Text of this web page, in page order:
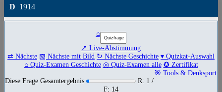
D 1914
⌂
↗ Live-Abstimmung
⇄ Nächste ▧ Nächste mit Bild ↻ Nächste Geschichte ▾ Quizkat-Auswahl
⌂ Quiz-Examen Geschichte ◎ Quiz-Examen alle ✪ Zertifikat
🎯 Tools & Denksport
Diese Frage Gesamtergebnis
R: 1 /
F: 14